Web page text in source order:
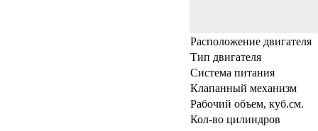
Расположение двигателя
Тип двигателя
Система питания
Клапанный механизм
Рабочий объем, куб.см.
Кол-во цилиндров